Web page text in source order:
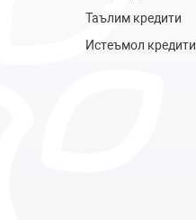
Таълим кредити
Истеъмол кредити